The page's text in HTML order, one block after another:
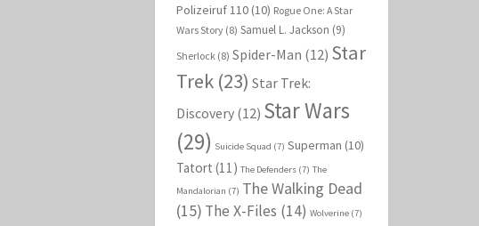
Polizeiruf 110(10) Rogue One: A Star
Wars Story(8) Samuel L. Jackson (9)
Sherlock(8) Spider-Man (12) Star
Trek(23) Star Trek:
Discovery(12) Star Wars
(29) Suicide Squad (7) Superman (10)
Tatort (11) The Defenders(7) The
Mandalorian (7) The Walking Dead
(15) The X-Files (14) Wolverine(7)